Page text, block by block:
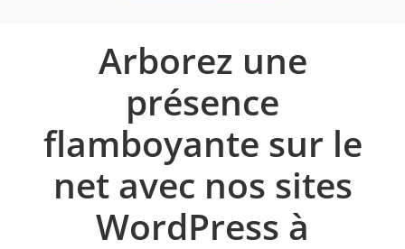
Arborez une
présence
flamboyante sur le
net avec nos sites
WordPress à